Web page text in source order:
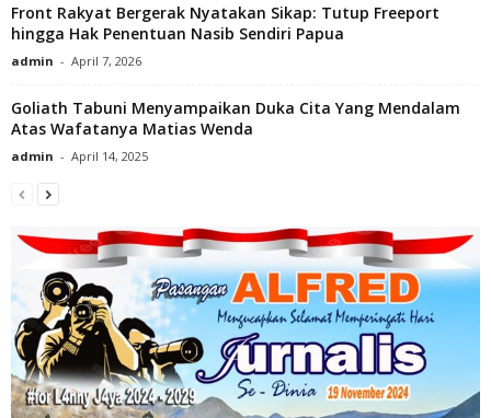
Front Rakyat Bergerak Nyatakan Sikap: Tutup Freeport
hingga Hak Penentuan Nasib Sendiri Papua
admin - April 7, 2026
Goliath Tabuni Menyampaikan Duka Cita Yang Mendalam
Atas Wafatanya Matias Wenda
admin - April 14, 2025